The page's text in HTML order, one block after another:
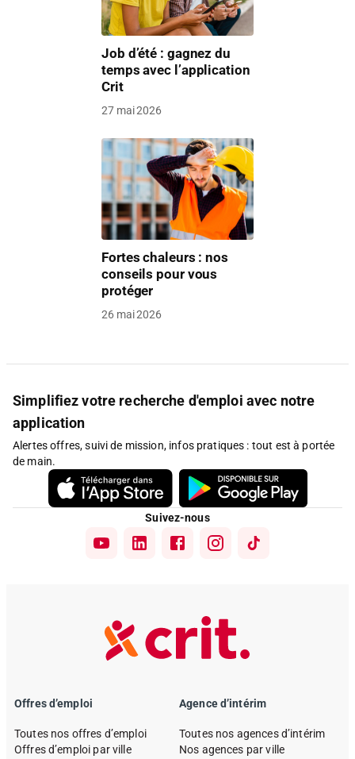
Job d’été : gagnez du
temps avec l’application
Crit
27 mai 2026
Fortes chaleurs : nos
conseils pour vous
protéger
26 mai 2026